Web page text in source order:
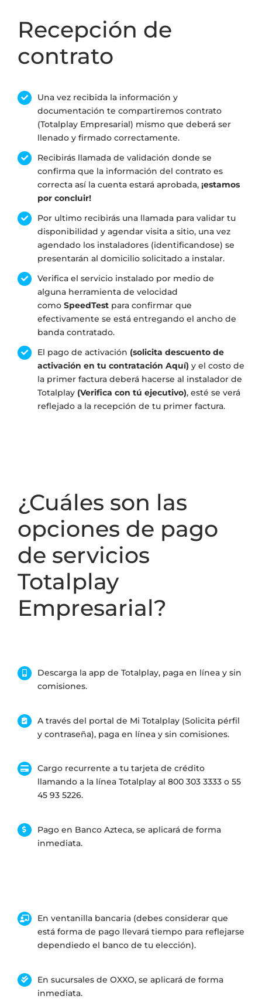
Recepción de
contrato
Una vez recibida la información y
documentación te compartiremos contrato
(Totalplay Empresarial) mismo que deberá ser
llenado y firmado correctamente.
Recibirás llamada de validación donde se
confirma que la información del contrato es
correcta así la cuenta estará aprobada, ¡estamos
por concluir!
Por ultimo recibirás una llamada para validar tu
disponibilidad y agendar visita a sitio, una vez
agendado los instaladores (identificandose) se
presentarán al domicilio solicitado a instalar.
Verifica el servicio instalado por medio de
alguna herramienta de velocidad
como SpeedTestpara confirmar que
efectivamente se está entregando el ancho de
banda contratado.
El pago de activación (solicita descuento de
activación en tu contratación Aquí) y el costo de
la primer factura deberá hacerse al instalador de
Totalplay (Verifica con tú ejecutivo), esté se verá
reflejado a la recepción de tu primer factura.
¿Cuáles son las
opciones de pago
de servicios
Totalplay
Empresarial?
Descarga la app de Totalplay, paga en línea y sin
comisiones.
A través del portal de Mi Totalplay (Solicita pérfil
y contraseña), paga en línea y sin comisiones.
Cargo recurrente a tu tarjeta de crédito
llamando a la línea Totalplay al 800 303 3333 o 55
45 93 5226.
Pago en Banco Azteca, se aplicará de forma
inmediata.
En ventanilla bancaria (debes considerar que
está forma de pago llevará tiempo para reflejarse
dependiedo el banco de tu elección).
En sucursales de OXXO, se aplicará de forma
inmediata.